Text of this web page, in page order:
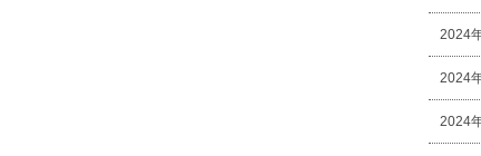
2024
2024
2024